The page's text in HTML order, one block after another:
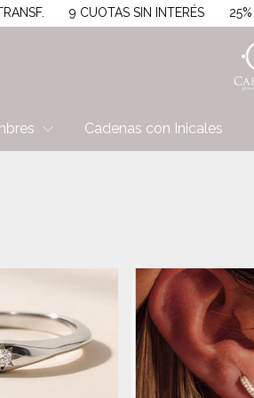
TRANSF. 9 CUOTAS SIN INTERÉS
Cadenas con Inicales